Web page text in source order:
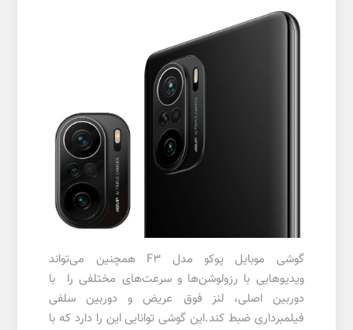
گوشی موبایل پوکو مدل F3 همچنین می‌تواند
ویدیوهایی با رزولوشن‌ها و سرعت‌های مختلفی را با
دوربین اصلی، لنز فوق عریض و دوربین سلفی
فیلمبرداری ضبط کند.این گوشی توانایی این را دارد که با